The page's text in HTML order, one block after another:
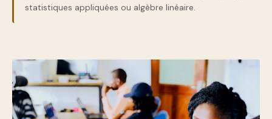
statistiques appliquées ou algèbre linéaire.